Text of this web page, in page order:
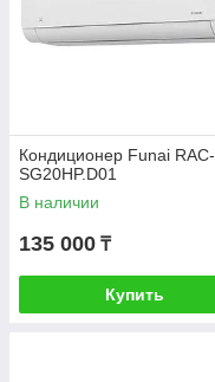
Кондиционер Funai RAC-
SG20HP.D01
В наличии
135 000 ₸
Купить